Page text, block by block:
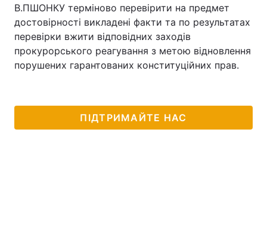
В.ПШОНКУ терміново перевірити на предмет
достовірності викладені факти та по результатах
перевірки вжити відповідних заходів
прокурорського реагування з метою відновлення
порушених гарантованих конституційних прав.
ПІДТРИМАЙТЕ НАС